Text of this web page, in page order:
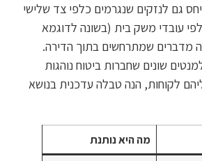
גם לנזקים שנגרמים כלפי צד שלישי
עובדי משק בית (בשונה לדוגמא
מדברים שמתרחשים בתוך הדירה.
שונים שחברות ביטוח נוהגות
לקוחות, הנה טבלה עדכנית בנושא
מה היא נותנת